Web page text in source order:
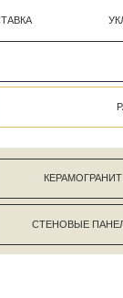
УКЛАДКА И УХОД